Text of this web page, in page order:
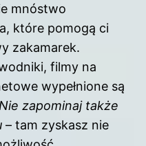
mnóstwo
które pomogą ci
zakamarek.
filmy na
wypełnione są
Nie zapominaj także
– tam zyskasz nie